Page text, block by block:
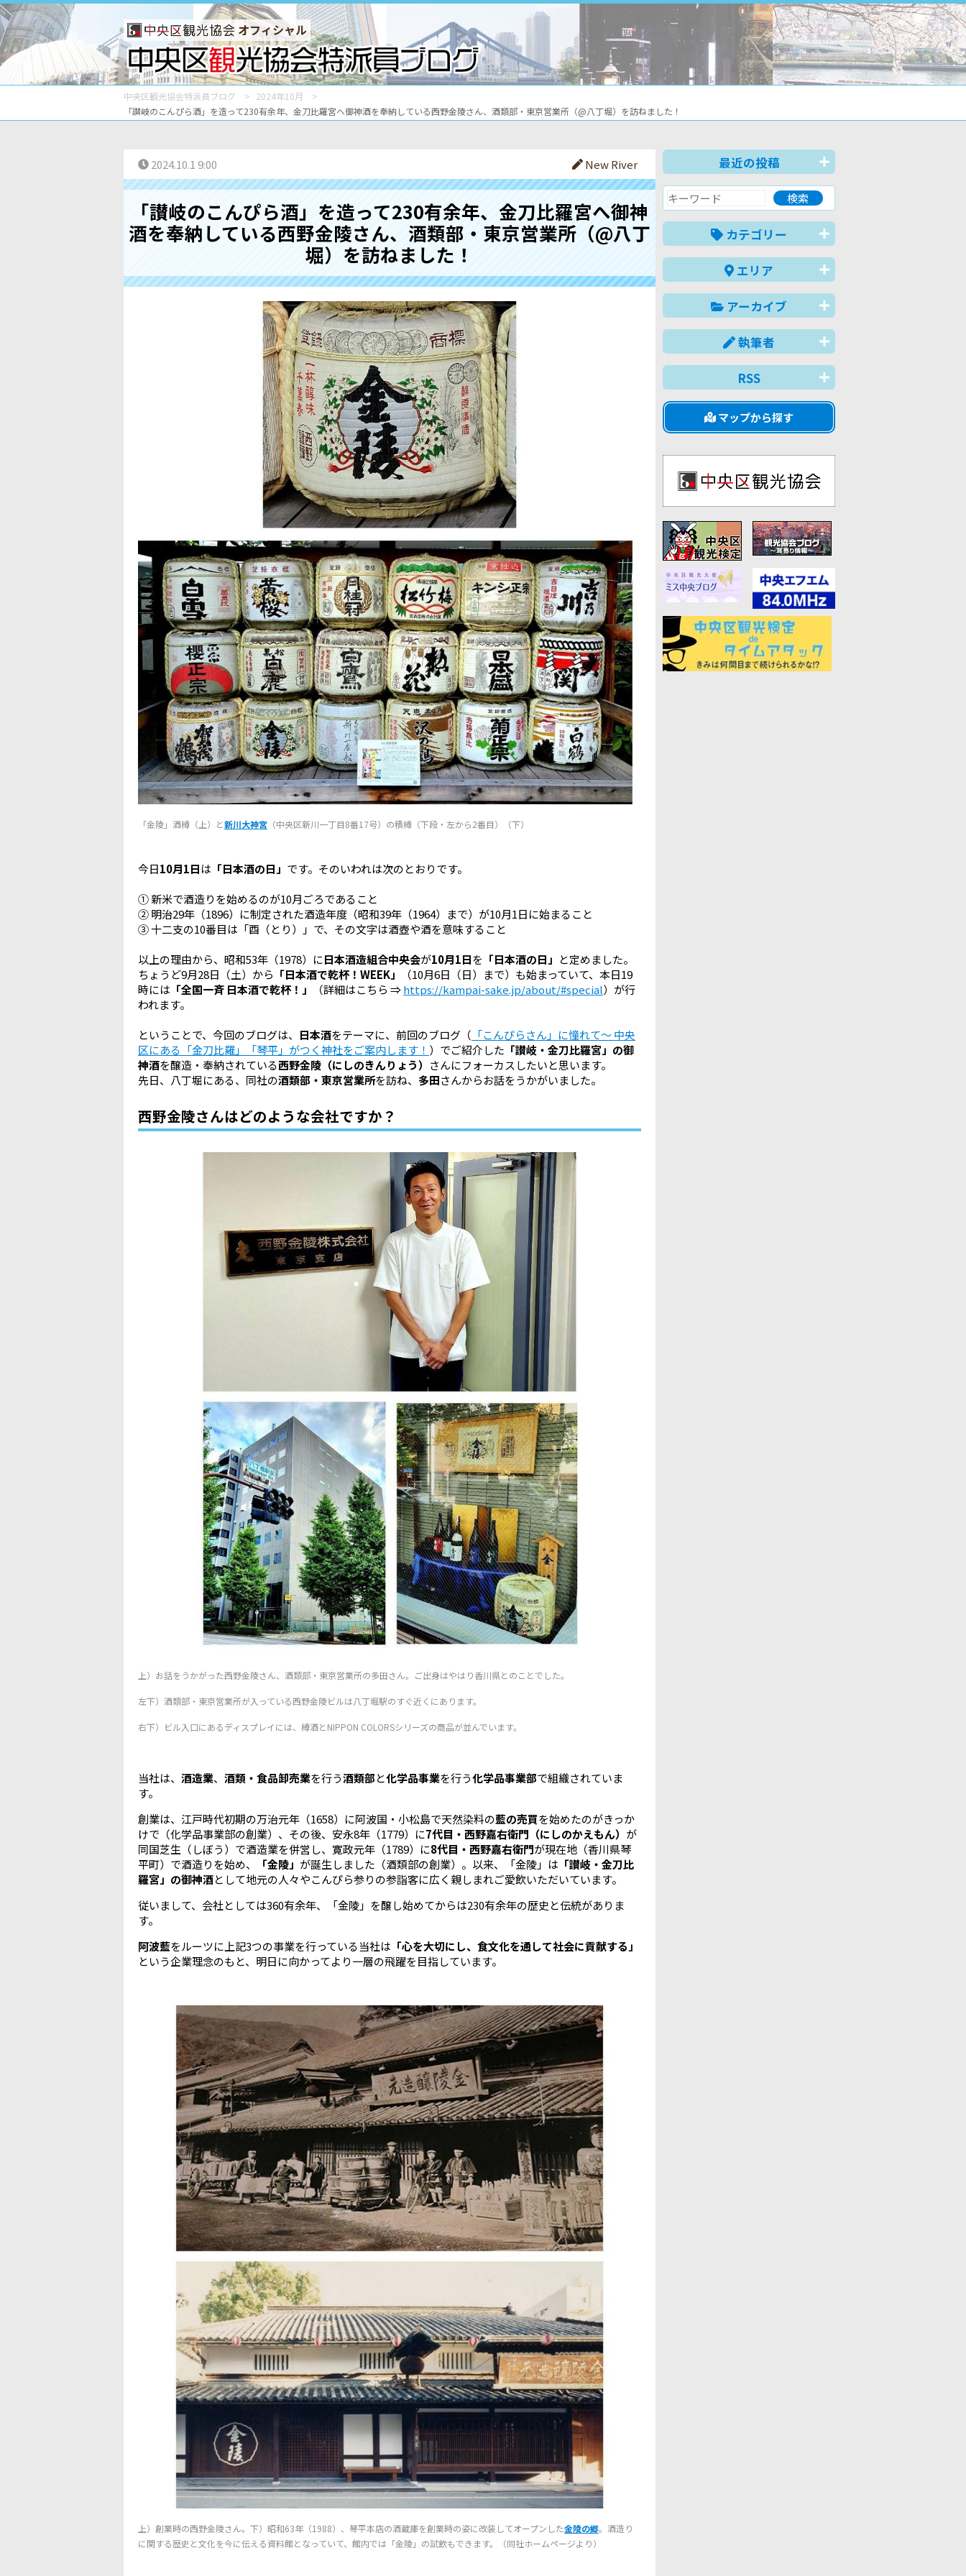
オフィシャル
中央区観光協会特派員ブログ
2024年10月
「讃岐のこんぴら酒」を造って230有余年、金刀比羅宮へ御神酒を奉納している西野金陵さん、酒類部・東京営業所（@八丁堀）を訪ねました！
2024.10.1 9:00 New River
「讃岐のこんぴら酒」を造って230有余年、金刀比羅宮へ御神
酒を奉納している西野金陵さん、酒類部・東京営業所（@八丁
堀）を訪ねました！
「金陵」酒樽（上）と新川大神宮 （中央区新川一丁目8番17号）の積樽（下段・左から2番目）（下）
今日10月1日は 「日本酒の日」 です。そのいわれは次のとおりです。
① 新米で酒造りを始めるのが10月ごろであること
② 明治29年（1896）に制定された酒造年度（昭和39年（1964）まで） が10月1日に始まること
③ 十二支の10番目は「酉（とり）」で、 その文字は酒壺や酒を意味すること
以上の理由から、昭和53年（1978） に日本酒造組合中央会が10月1日を 「日本酒の日」 と定めました。
ちょうど9月28日（土）から 「日本酒で乾杯！WEEK」
（10月6日（日）まで）も始まっていて、本日19
時には 「全国一斉 日本酒で乾杯！」 （詳細はこちら ⇒https://kampai-sake.jp/about/#special） が行
われます。
ということで、今回のブログは、 日本酒をテーマに、 前回のブログ（ 「こんぴらさん」に憧れて～ 中央
区にある「金刀比羅」「琴平」がつく神社をご案内します！ ）でご紹介した 「讃岐・ 金刀比羅宮」の御
神酒を醸造・奉納されている西野金陵（にしのきんりょう） さんにフォーカスしたいと思います。
先日、八丁堀にある、同社の酒類部・東京営業所を訪ね、 多田さんからお話をうかがいました。
西野金陵さんはどのような会社ですか？
上）お話をうかがった西野金陵さん、酒類部・東京営業所の多田さん。ご出身はやはり香川県とのことでした。
左下）酒類部・東京営業所が入っている西野金陵ビルは八丁堀駅のすぐ近くにあります。
右下）ビル入口にあるディスプレイには、樽酒とNIPPON COLORSシリーズの商品が並んでいます。
当社は、 酒造業、 酒類・食品卸売業を行う酒類部と化学品事業を行う化学品事業部で組織されていま
す。
創業は、江戸時代初期の万治元年（1658）に阿波国・小松島で天然染料の藍の売買を始めたのがきっか
けで（化学品事業部の創業）、その後、安永8年（1779）に7代目・西野嘉右衛門（にしのかえもん） が
同国芝生（しぼう）で酒造業を併営し、寛政元年（1789）に8代目・西野嘉右衛門が現在地（香川県琴
平町）で酒造りを始め、
「金陵」 が誕生しました（酒類部の創業）。以来、「金陵」は 「讃岐・金刀比
羅宮」の御神酒として地元の人々やこんぴら参りの参詣客に広く親しまれご愛飲いただいています。
従いまして、会社としては360有余年、「金陵」を醸し始めてからは230有余年の歴史と伝統がありま
す。
阿波藍をルーツに上記3つの事業を行っている当社は 「心を大切にし、食文化を通して社会に貢献する」
という企業理念のもと、明日に向かってより一層の飛躍を目指しています。
上）創業時の西野金陵さん。 下）昭和63年（1988）、琴平本店の酒蔵庫を創業時の姿に改装してオープンした金陵の郷。酒造り
に関する歴史と文化を今に伝える資料館となっていて、館内では「金陵」の試飲もできます。（同社ホームページより）
最近の投稿
カテゴリー
エリア
アーカイブ
執筆者
RSS
マップから探す